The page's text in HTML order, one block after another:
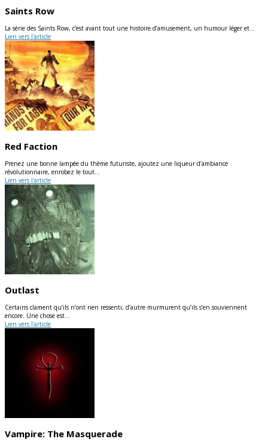
Saints Row
La série des Saints Row, c’est avant tout une histoire d’amusement, un humour léger et…
Lien vers l'article
Red Faction
Prenez une bonne lampée du thème futuriste, ajoutez une liqueur d’ambiance
révolutionnaire, enrobez le tout…
Lien vers l'article
Outlast
Certains clament qu’ils n’ont rien ressenti, d’autre murmurent qu’ils s’en souviennent
encore. Une chose est…
Lien vers l'article
Vampire: The Masquerade